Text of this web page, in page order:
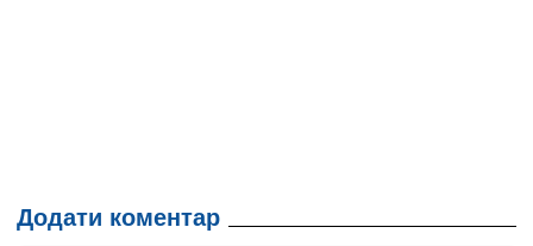
Додати коментар